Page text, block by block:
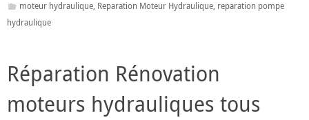
moteur hydraulique, Reparation Moteur Hydraulique, reparation pompe
hydraulique
Réparation Rénovation
moteurs hydrauliques tous